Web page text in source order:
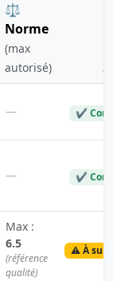
⚖️
Norme
(max
autorisé)
— ✔
— ✔
Max :
6.5
(référence
qualité)
⚠️ À